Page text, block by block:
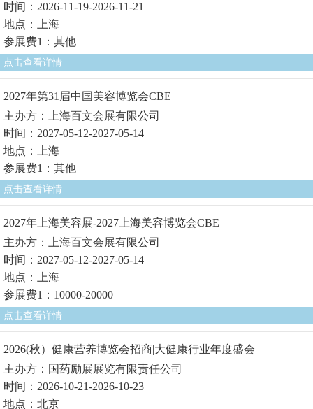
时间：2026-11-19-2026-11-21
地点：上海
参展费1：其他
点击查看详情
2027年第31届中国美容博览会CBE
主办方：上海百文会展有限公司
时间：2027-05-12-2027-05-14
地点：上海
参展费1：其他
点击查看详情
2027年上海美容展-2027上海美容博览会CBE
主办方：上海百文会展有限公司
时间：2027-05-12-2027-05-14
地点：上海
参展费1：10000-20000
点击查看详情
2026(秋）健康营养博览会招商|大健康行业年度盛会
主办方：国药励展展览有限责任公司
时间：2026-10-21-2026-10-23
地点：北京